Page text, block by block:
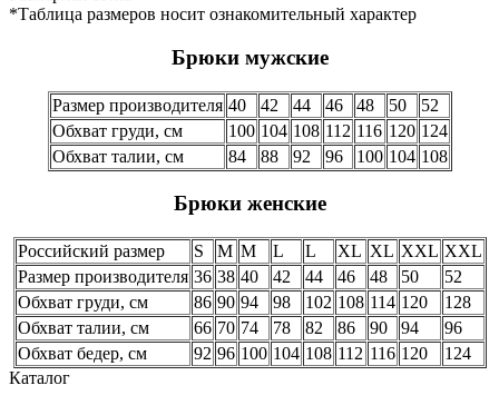
*Таблица размеров носит ознакомительный характер
Брюки мужские
Размер производителя 40 42 44 46 48 50
52
Обхват груди, см
100 104 108 112 116 120 124
Обхват талии, см
84 88 92 96 100 104 108
Брюки женские
Российский размер S M M L L XL XL XXL XXL
Размер производителя 36 38 40 42 44 46 48 50
52
Обхват груди, см
86 90 94 98 102 108 114 120
128
Обхват талии, см
66 70 74 78 82 86 90 94
96
Обхват бедер, см
92 96 100 104 108 112 116 120
124
Каталог